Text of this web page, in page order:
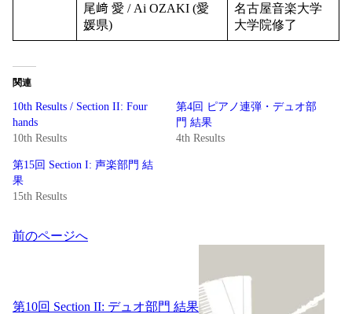
尾﨑 愛 / Ai OZAKI (愛
媛県)
名古屋音楽大学
大学院修了
関連
10th Results / Section II: Four
hands
10th Results
第4回 ピアノ連弾・デュオ部
門 結果
4th Results
第15回 Section I: 声楽部門 結
果
15th Results
投
ゲ
前のページへ
第10回 Section II: デュオ部門 結果